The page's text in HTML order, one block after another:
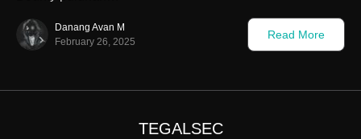
Danang Avan M
February 26, 2025
Read More
TEGALSEC